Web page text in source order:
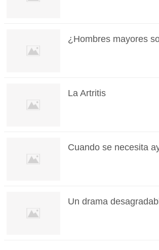
¿Hombres mayores
La Artritis
Cuando se necesita
Un drama